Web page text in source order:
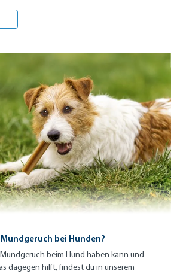
bei Hunden?
beim Hund haben kann und
dagegen hilft, findest du in unserem